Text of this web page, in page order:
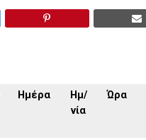
Ημέρα
Ημ/
νία
Ώρα